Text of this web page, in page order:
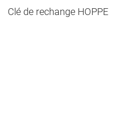
Clé de rechange HOPPE